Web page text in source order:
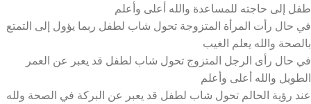
طفل إلى حاجته للمساعدة والله أعلى وأعلم
في حال رأت المرأة المتزوجة تحول شاب لطفل ربما يؤول إلى التمتع
بالصحة والله يعلم الغيب
في حال رأى الرجل المتزوج تحول شاب لطفل قد يعبر عن العمر
الطويل والله أعلى وأعلم
عند رؤية الحالم تحول شاب لطفل قد يعبر عن البركة في الصحة ولله